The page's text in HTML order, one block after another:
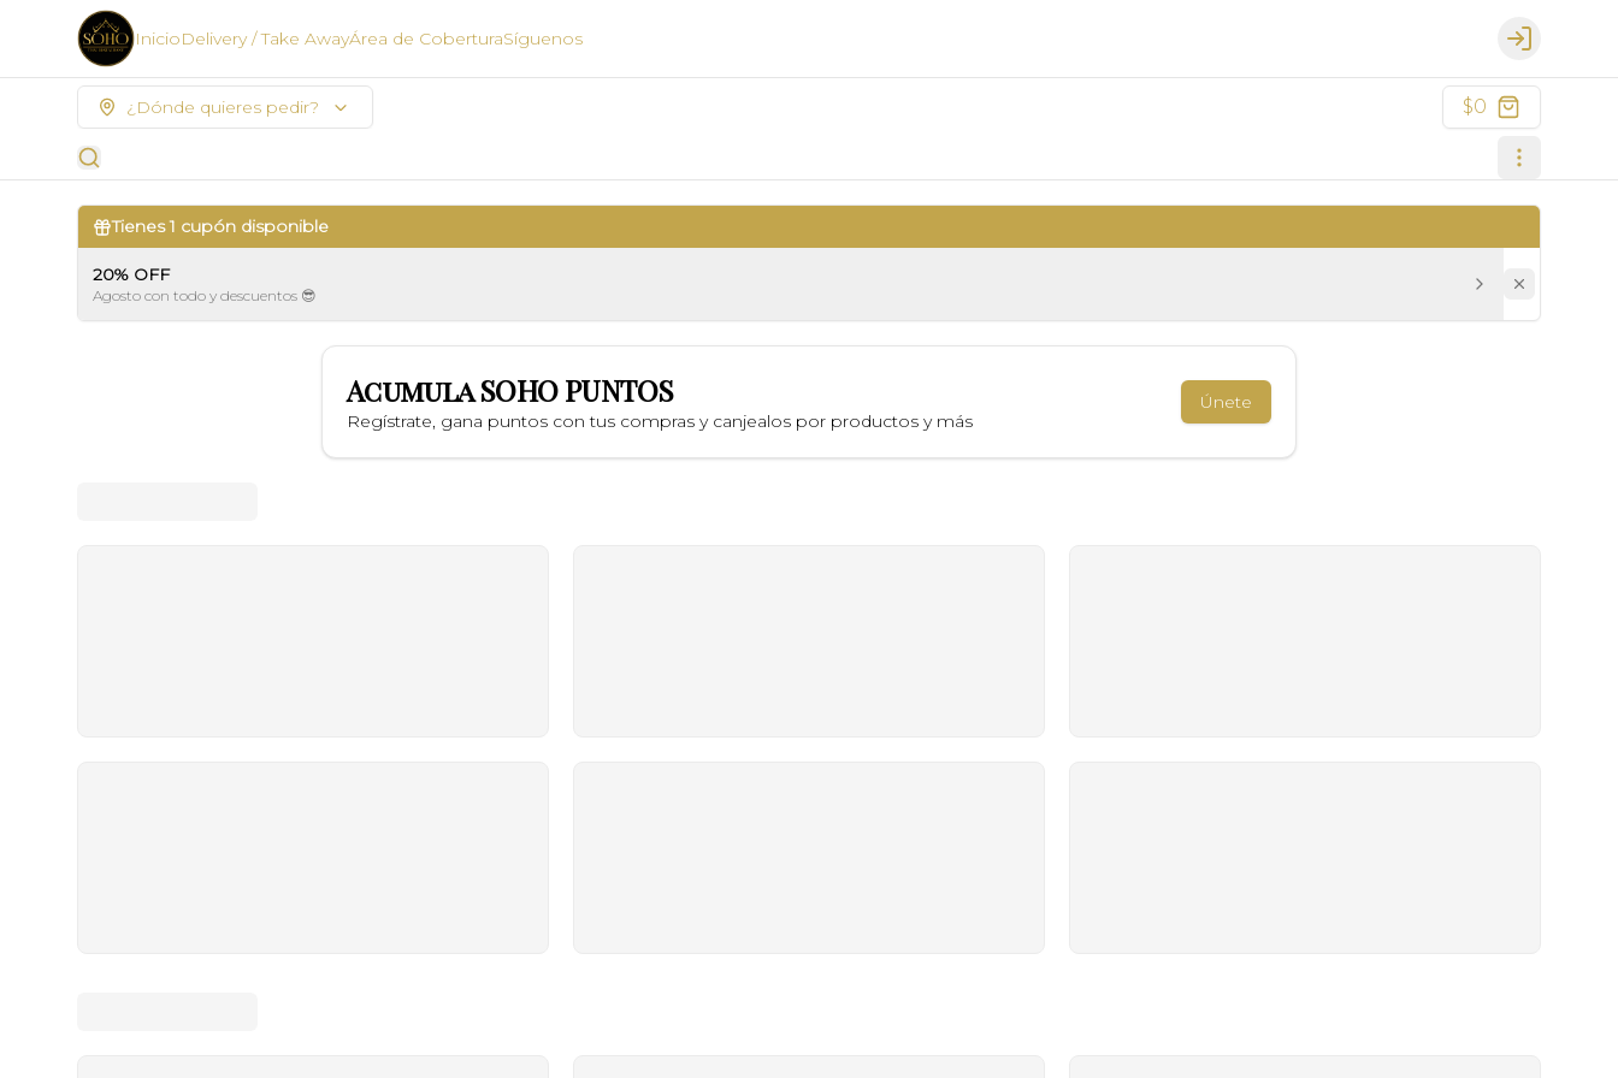
InicioDelivery / Take AwayÁrea de CoberturaSíguenos Login
¿Dónde quieres pedir? $0
Tienes1 cupón disponible
20% OFF
Agosto con todo y descuentos 😎
AcumulaSOHO PUNTOS
Regístrate, gana puntos con tus compras y canjealos por productos y más
Únete